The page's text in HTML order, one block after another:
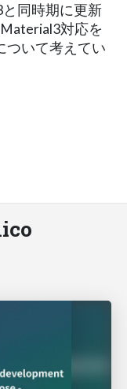
同時期に更新
対応を
ついて考えてい